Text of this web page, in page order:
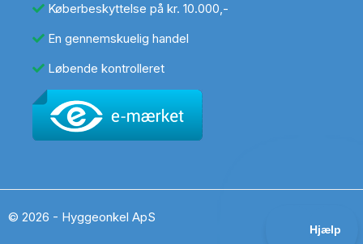
Køberbeskyttelse på kr. 10.000,-
En gennemskuelig handel
Løbende kontrolleret
© 2026 - Hyggeonkel ApS